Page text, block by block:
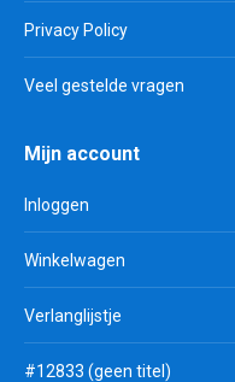
Privacy Policy
Veel gestelde vragen
Mijn account
Inloggen
Winkelwagen
Verlanglijstje
#12833 (geen titel)